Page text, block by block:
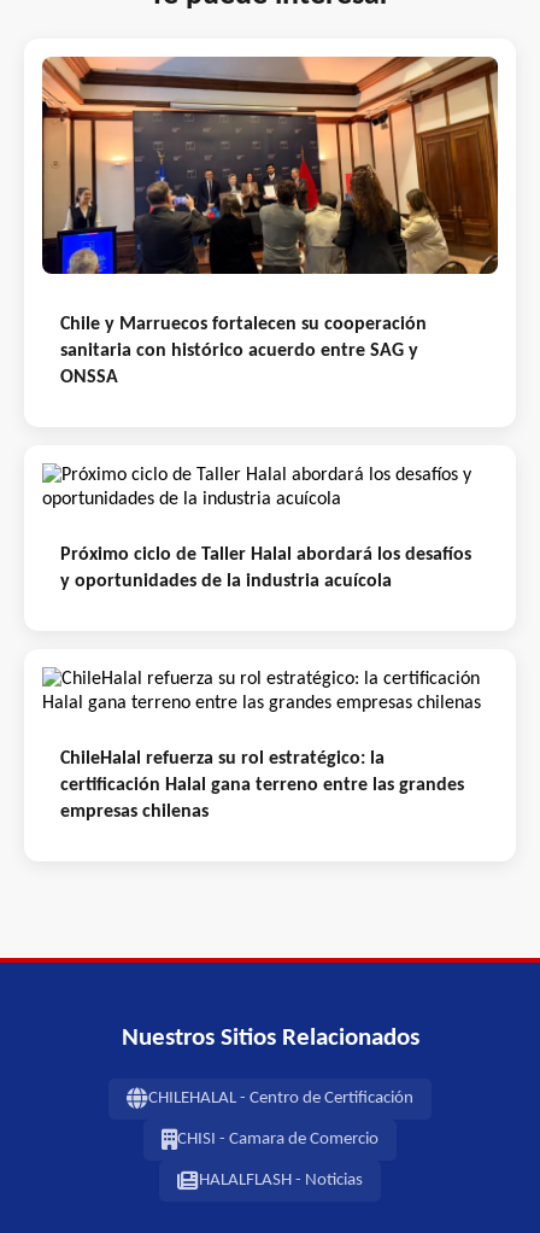
Chile y Marruecos fortalecen su cooperación
sanitaria con histórico acuerdo entre SAG y
ONSSA
Próximo ciclo de Taller Halal abordará los desafíos
y oportunidades de la industria acuícola
ChileHalal refuerza su rol estratégico: la
certificación Halal gana terreno entre las grandes
empresas chilenas
Nuestros Sitios Relacionados
CHILEHALAL - Centro de Certificación
CHISI - Camara de Comercio
HALALFLASH - Noticias